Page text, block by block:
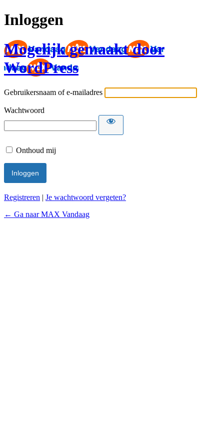
Inloggen
Mogelijk gemaakt door
WordPress
Gebruikersnaam of e-mailadres
Wachtwoord
Onthoud mij
Registreren | Je wachtwoord vergeten?
← Ga naar MAX Vandaag